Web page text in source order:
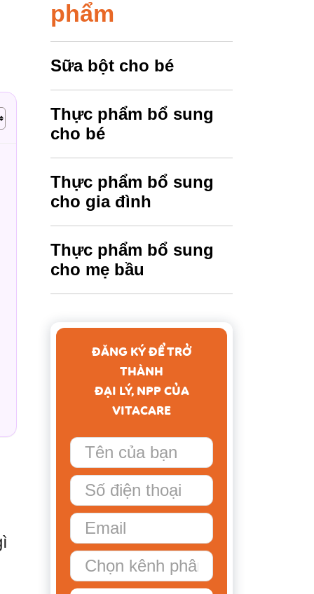
phẩm
Sữa bột cho bé
Thực phẩm bổ sung
cho bé
Thực phẩm bổ sung
cho gia đình
Thực phẩm bổ sung
cho mẹ bầu
ĐĂNG KÝ ĐỂ TRỞ
THÀNH
ĐẠI LÝ, NPP CỦA
VITACARE